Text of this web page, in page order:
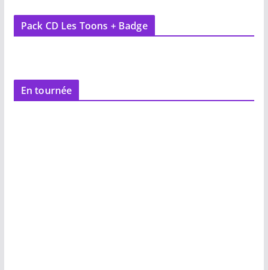
Pack CD Les Toons + Badge
En tournée